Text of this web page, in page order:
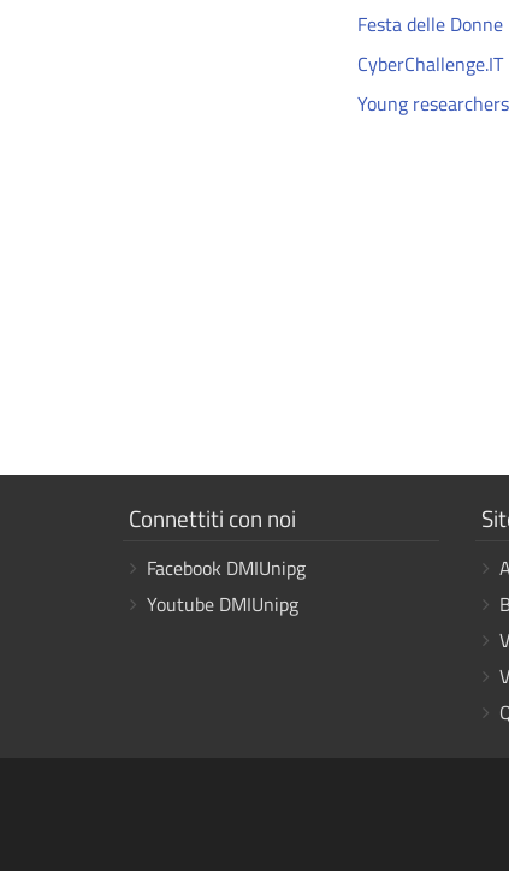
Festa delle
Young
Mostra
link
Connettiti con noi
Facebook DMIUnipg
Youtube DMIUnipg
link